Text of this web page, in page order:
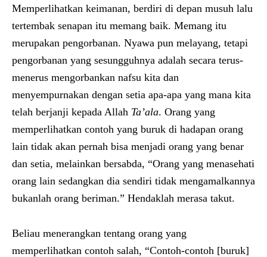
Memperlihatkan keimanan, berdiri di depan musuh lalu
tertembak senapan itu memang baik. Memang itu
merupakan pengorbanan. Nyawa pun melayang, tetapi
pengorbanan yang sesungguhnya adalah secara terus-
menerus mengorbankan nafsu kita dan
menyempurnakan dengan setia apa-apa yang mana kita
telah berjanji kepada Allah Ta’ala. Orang yang
memperlihatkan contoh yang buruk di hadapan orang
lain tidak akan pernah bisa menjadi orang yang benar
dan setia, melainkan bersabda, “Orang yang menasehati
orang lain sedangkan dia sendiri tidak mengamalkannya
bukanlah orang beriman.” Hendaklah merasa takut.
Beliau menerangkan tentang orang yang
memperlihatkan contoh salah, “Contoh-contoh [buruk]